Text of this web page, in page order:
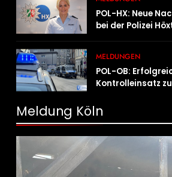
POL-HX: Neue
bei der Polizei
MELDUNGEN
POL-OB:
Kontrolleinsatz
Meldung Köln